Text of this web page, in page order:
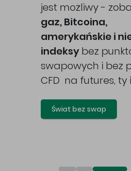
jest możliwy -
gaz, Bitcoina,
amerykańskie i
indeksy bez
swapowych i bez
CFD na futures, ty
Świat bez swap